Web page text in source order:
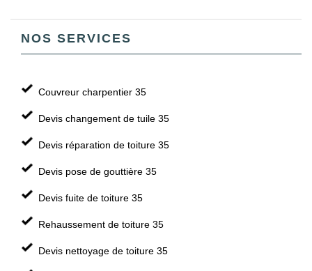
NOS SERVICES
Couvreur charpentier 35
Devis changement de tuile 35
Devis réparation de toiture 35
Devis pose de gouttière 35
Devis fuite de toiture 35
Rehaussement de toiture 35
Devis nettoyage de toiture 35